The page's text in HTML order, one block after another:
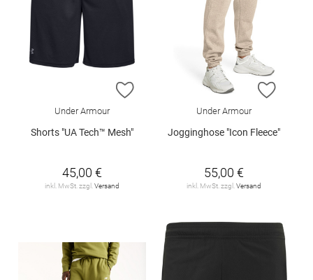
ZUR WUNSCHLISTE HINZUFÜGEN
Under Armour
Shorts "UA Tech™ Mesh"
45,00 €
inkl. MwSt. zzgl. Versand
ZUR
Under Armour
Jogginghose "Icon Fleece"
55,00 €
inkl. MwSt. zzgl. Versand